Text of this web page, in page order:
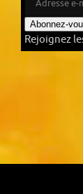
Abonnez-
Rejoignez